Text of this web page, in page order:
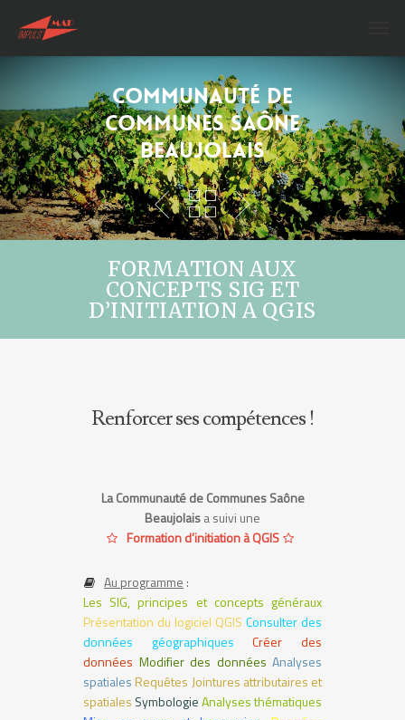
Communauté de
Communes Saône
Beaujolais
FORMATION AUX
CONCEPTS SIG ET
D’INITIATION A QGIS
Renforcer ses compétences !
La Communauté de Communes Saône
Beaujolaisa suivi une
Formation d’initiation à QGIS
Au programme :
Les SIG, principes et concepts généraux
Présentation du logiciel QGIS Consulter des
données géographiques
Créer des
données Modifier des données Analyses
spatiales Requêtes Jointures attributaires et
spatiales SymbologieAnalyses thématiques